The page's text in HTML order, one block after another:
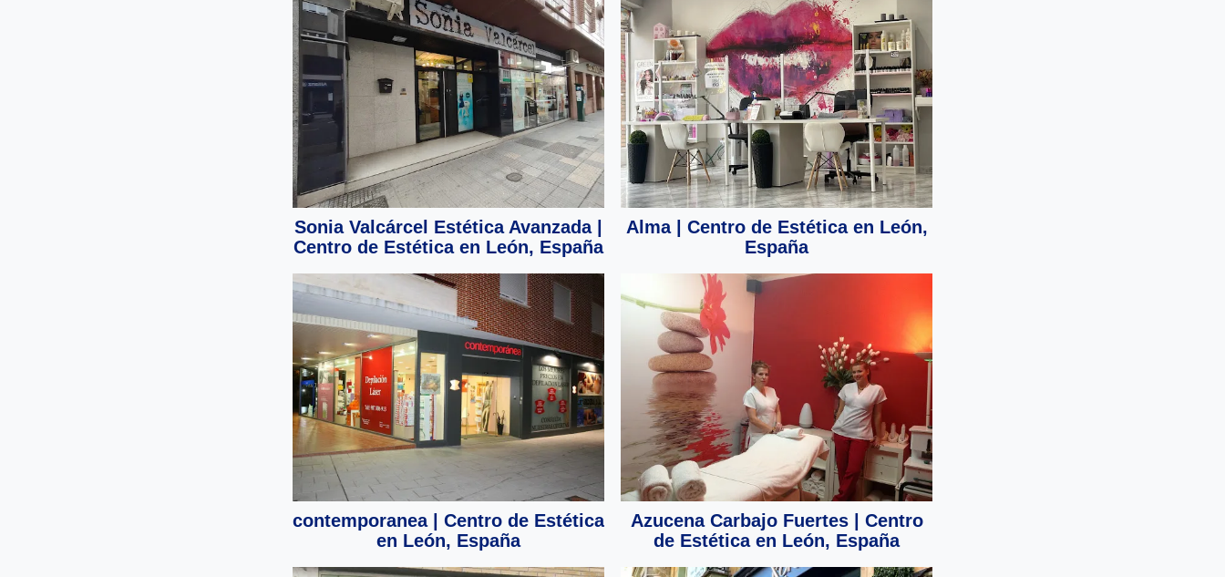
Sonia Valcárcel Estética Avanzada |
Centro de Estética en León, España
Alma | Centro de Estética en León,
España
contemporanea | Centro de Estética
en León, España
Azucena Carbajo Fuertes | Centro
de Estética en León, España